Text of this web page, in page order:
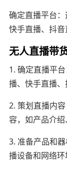
确定直播平台：
快手直播、抖音
无人直播带
1. 确定直播平
播、快手直播、
2. 策划直播内
容，如产品介绍
3. 准备产品和
播设备和网络环